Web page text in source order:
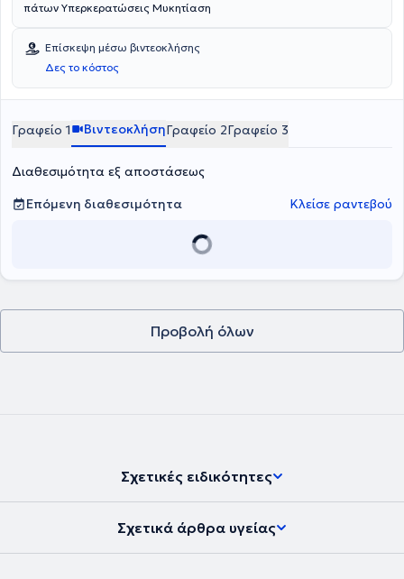
πάτων Υπερκερατώσεις Μυκητίαση
Επίσκεψη μέσω βιντεοκλήσης
Δες το κόστος
Γραφείο 1 ΒιντεοκλήσηΓραφείο 2Γραφείο 3
Διαθεσιμότητα εξ αποστάσεως
Επόμενη διαθεσιμότητα
Κλείσε ραντεβού
Προβολή όλων
Σχετικές ειδικότητες
Σχετικά άρθρα υγείας